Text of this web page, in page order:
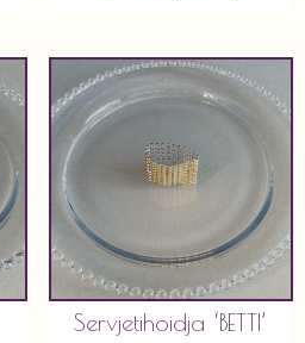
Servjetihoidja ‘BETTI’